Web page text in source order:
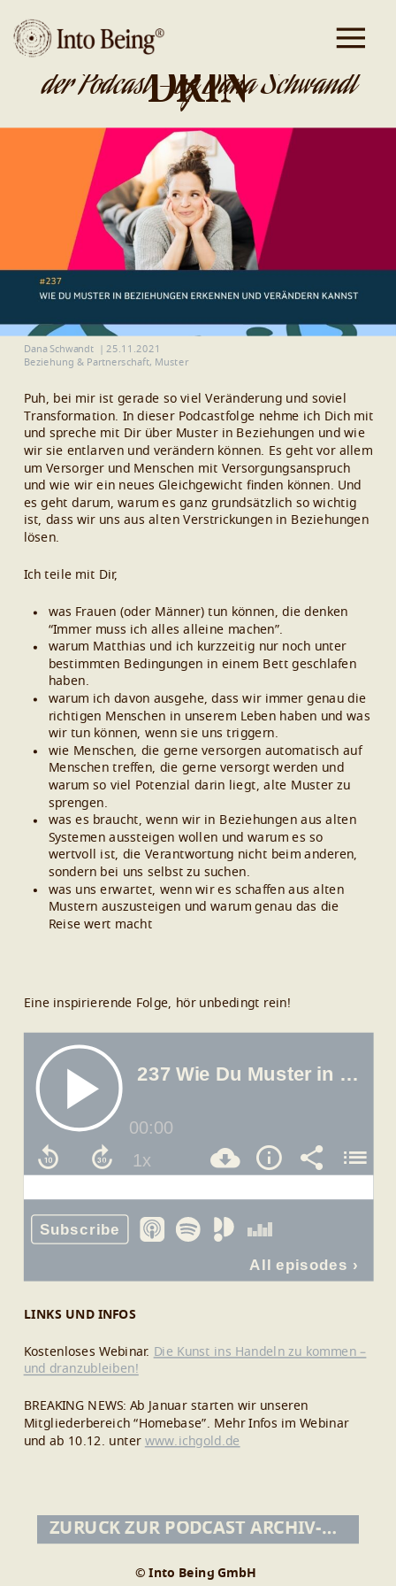
DA IST GOLD
DRIN
der Podcast - by Dana Schwandt
Dana Schwandt
25.11.2021
Beziehung & Partnerschaft, Muster
Puh, bei mir ist gerade so viel Veränderung und soviel
Transformation. In dieser Podcastfolge nehme ich Dich mit
und spreche mit Dir über Muster in Beziehungen und wie
wir sie entlarven und verändern können. Es geht vor allem
um Versorger und Menschen mit Versorgungsanspruch
und wie wir ein neues Gleichgewicht finden können. Und
es geht darum, warum es ganz grundsätzlich so wichtig
ist, dass wir uns aus alten Verstrickungen in Beziehungen
lösen.
Ich teile mit Dir,
was Frauen (oder Männer) tun können, die denken
“Immer muss ich alles alleine machen”.
warum Matthias und ich kurzzeitig nur noch unter
bestimmten Bedingungen in einem Bett geschlafen
haben.
warum ich davon ausgehe, dass wir immer genau die
richtigen Menschen in unserem Leben haben und was
wir tun können, wenn sie uns triggern.
wie Menschen, die gerne versorgen automatisch auf
Menschen treffen, die gerne versorgt werden und
warum so viel Potenzial darin liegt, alte Muster zu
sprengen.
was es braucht, wenn wir in Beziehungen aus alten
Systemen aussteigen wollen und warum es so
wertvoll ist, die Verantwortung nicht beim anderen,
sondern bei uns selbst zu suchen.
was uns erwartet, wenn wir es schaffen aus alten
Mustern auszusteigen und warum genau das die
Reise wert macht
Eine inspirierende Folge, hör unbedingt rein!
LINKS UND INFOS
Kostenloses Webinar. Die Kunst ins Handeln zu kommen –
und dranzubleiben!
BREAKING NEWS: Ab Januar starten wir unseren
Mitgliederbereich “Homebase”. Mehr Infos im Webinar
und ab 10.12. unter www.ichgold.de
ZURÜCK ZUR PODCAST ARCHIV-ÜBERSICHT
© Into Being GmbH